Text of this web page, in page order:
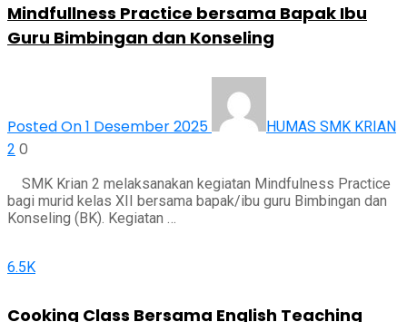
Mindfullness Practice bersama Bapak Ibu
Guru Bimbingan dan Konseling
Posted On 1 Desember 2025
HUMAS SMK KRIAN
2 0
SMK Krian 2 melaksanakan kegiatan Mindfulness Practice
bagi murid kelas XII bersama bapak/ibu guru Bimbingan dan
Konseling (BK). Kegiatan …
6.5K
Cooking Class Bersama English Teaching